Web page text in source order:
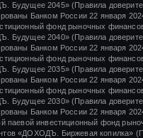
Будущее 2045» (Правила
Банком России 22 января
фонд рыночных
Будущее 2040» (Правила
Банком России 22 января
фонд рыночных
Будущее 2035» (Правила
Банком России 22 января
фонд рыночных
Будущее 2030» (Правила
Банком России 22 января
паевой инвестиционный фонд
«ДОХОДЪ. Биржевая копилка»